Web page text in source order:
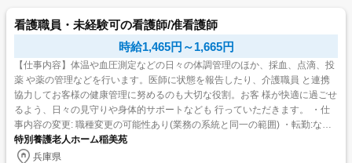
看護職員・未経験可の看護師/准看護師
時給1,465円～1,665円
【仕事内容】体温や血圧測定などの日々の体調管理のほか、採血、点滴、投
薬 や薬の管理などを行います。医師に状態を報告したり、介護職員 と連携
協力してお客様の健康管理に努めるのも大切な役割。お客 様が快適に過ごせ
るよう、日々の見守りや身体的サポートなども 行っていただきます。 ・仕
事内容の変更: 職種変更の可能性あり(業務の系統と同一の範囲) ・転勤:なし
<契約更新> ・雇用期間:1年 ・更新...
特別養護老人ホーム稲美苑
兵庫県